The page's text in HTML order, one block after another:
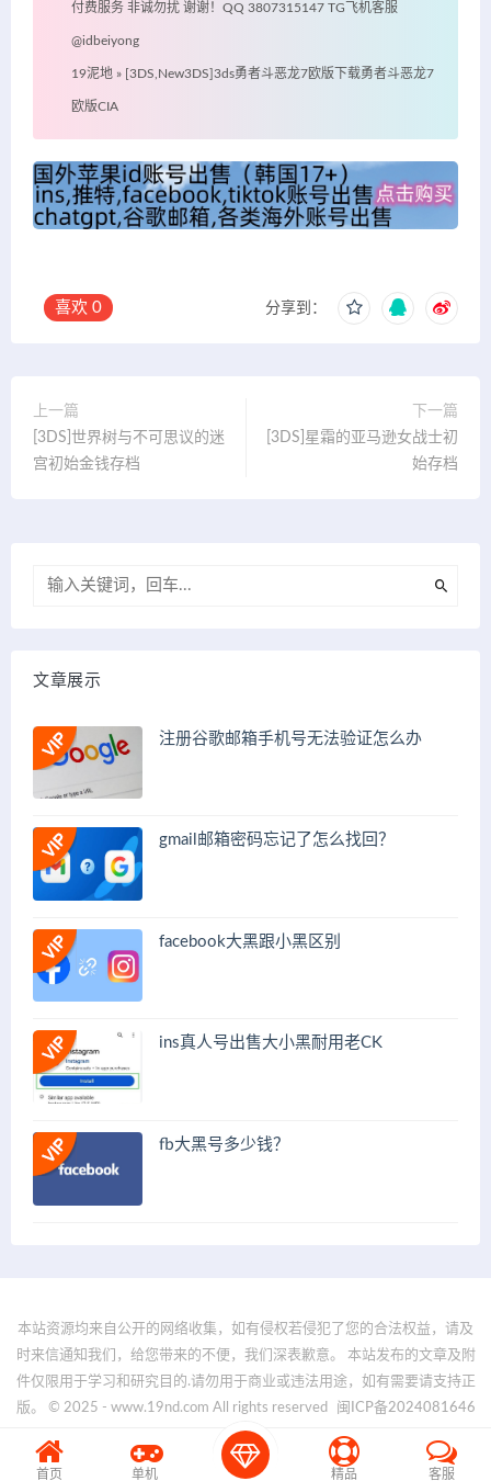
付费服务 非诚勿扰 谢谢！QQ 3807315147 TG飞机客服
@idbeiyong
19泥地 » [3DS,New3DS]3ds勇者斗恶龙7欧版下载勇者斗恶龙7
欧版CIA
喜欢 0 分享到：
上一篇
[3DS]世界树与不可思议的迷
宫初始金钱存档
下一篇
[3DS]星霜的亚马逊女战士初
始存档
文章展示
注册谷歌邮箱手机号无法验证怎么办
gmail邮箱密码忘记了怎么找回？
facebook大黑跟小黑区别
ins真人号出售大小黑耐用老CK
fb大黑号多少钱？
本站资源均来自公开的网络收集，如有侵权若侵犯了您的合法权益，请及
时来信通知我们，给您带来的不便，我们深表歉意。 本站发布的文章及附
件仅限用于学习和研究目的.请勿用于商业或违法用途，如有需要请支持正
版。 © 2025 - www.19nd.com All rights reserved
闽ICP备2024081646
号-1
首页 单机 精品 客服